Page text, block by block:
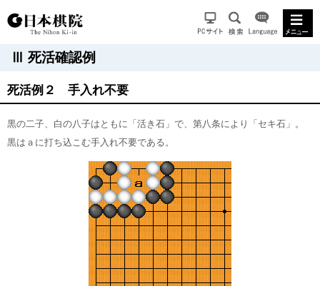
Ⅲ 死活確認例
死活例２ 手入れ不要
黒の二子、白の八子はともに「活き石」で、第八条により「セキ石」。
黒はａに打ち込こむ手入れ不要である。